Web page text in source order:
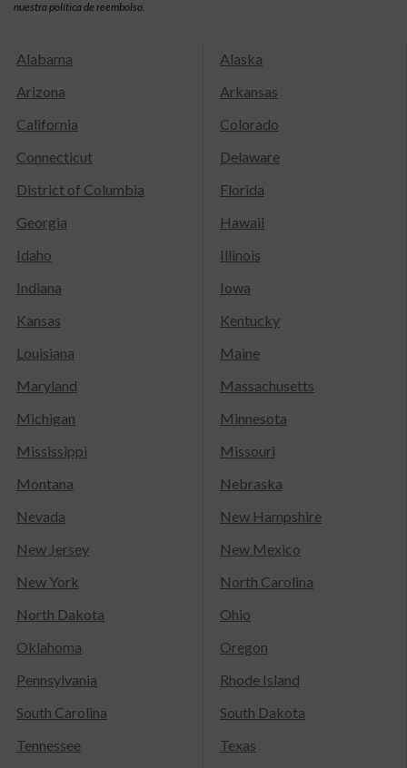
nuestra política de reembolso.
Alabama
Alaska
Arizona
Arkansas
California
Colorado
Connecticut
Delaware
District of Columbia
Florida
Georgia
Hawaii
Idaho
Illinois
Indiana
Iowa
Kansas
Kentucky
Louisiana
Maine
Maryland
Massachusetts
Michigan
Minnesota
Mississippi
Missouri
Montana
Nebraska
Nevada
New Hampshire
New Jersey
New Mexico
New York
North Carolina
North Dakota
Ohio
Oklahoma
Oregon
Pennsylvania
Rhode Island
South Carolina
South Dakota
Tennessee
Texas